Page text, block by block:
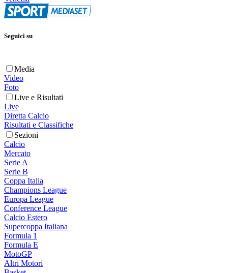
Seguici su
Media
Video
Foto
Live e Risultati
Live
Diretta Calcio
Risultati e Classifiche
Sezioni
Calcio
Mercato
Serie A
Serie B
Coppa Italia
Champions League
Europa League
Conference League
Calcio Estero
Supercoppa Italiana
Formula 1
Formula E
MotoGP
Altri Motori